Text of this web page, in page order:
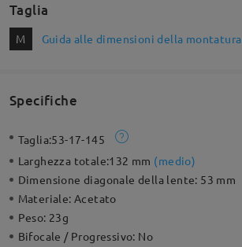
Taglia
M Guida alle dimensioni della montatura
Specifiche
Taglia:53-17-145
Larghezza totale:132 mm (medio)
Dimensione diagonale della lente: 53 mm
Materiale:Acetato
Peso: 23g
Bifocale / Progressivo: No